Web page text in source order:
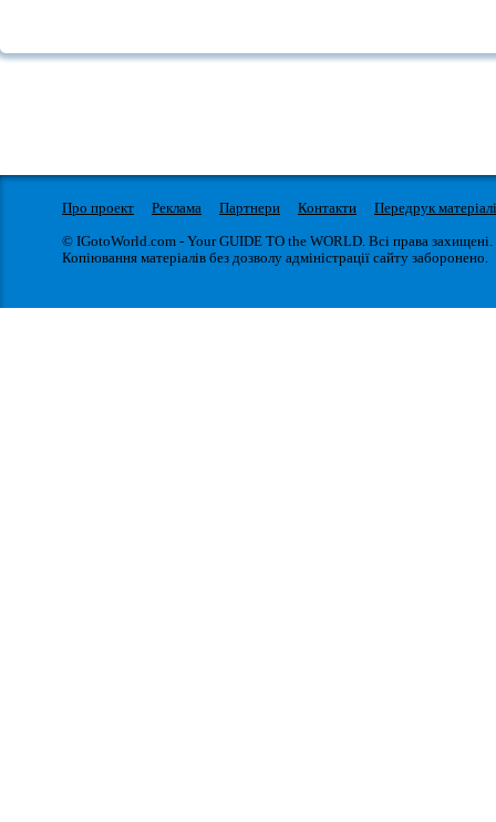
Про проект Реклама Партнери Контакти
Передрук
© IGotoWorld.com - Your GUIDE TO the WORLD. Всі права захищені.
Копіювання матеріалів без дозволу адміністрації сайту заборонено.